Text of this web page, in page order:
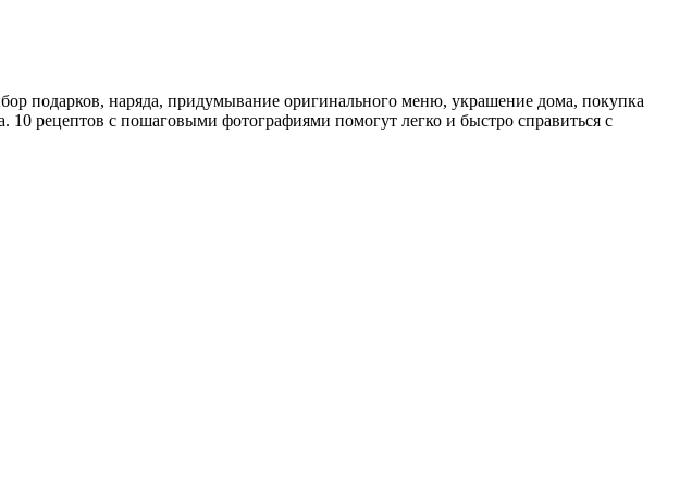
подарков, наряда, придумывание оригинального меню, украшение дома, покупка
рецептов с пошаговыми фотографиями помогут легко и быстро справиться с